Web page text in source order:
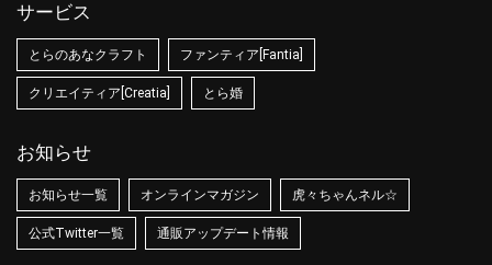
サービス
とらのあなクラフト ファンティア[Fantia]
クリエイティア[Creatia] とら婚
お知らせ
お知らせ一覧 オンラインマガジン 虎々ちゃんネル☆
公式Twitter一覧 通販アップデート情報